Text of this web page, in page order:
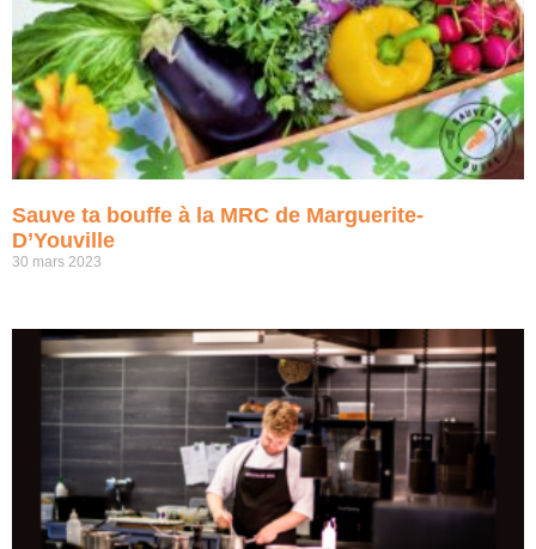
Sauve ta bouffe à la MRC de Marguerite-
D’Youville
30 mars 2023